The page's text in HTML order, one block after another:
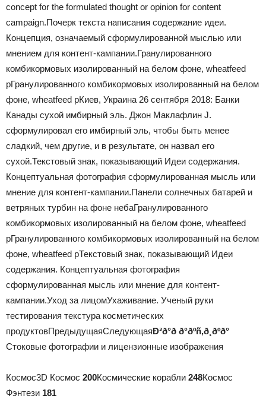
concept for the formulated thought or opinion for content
campaign.Почерк текста написания содержание идеи.
Концепция, означаемый сформулированной мыслью или
мнением для контент-кампании.Гранулированного
комбикормовых изолированный на белом фоне, wheatfeed
pГранулированного комбикормовых изолированный на белом
фоне, wheatfeed pКиев, Украина 26 сентября 2018: Банки
Канады сухой имбирный эль. Джон Маклафлин J.
сформулировал его имбирный эль, чтобы быть менее
сладкий, чем другие, и в результате, он назвал его
сухой.Текстовый знак, показывающий Идеи содержания.
Концептуальная фотография сформулированная мысль или
мнение для контент-кампании.Панели солнечных батарей и
ветряных турбин на фоне небаГранулированного
комбикормовых изолированный на белом фоне, wheatfeed
pГранулированного комбикормовых изолированный на белом
фоне, wheatfeed pТекстовый знак, показывающий Идеи
содержания. Концептуальная фотография
сформулированная мысль или мнение для контент-
кампании.Уход за лицомУхаживание. Ученый руки
тестирования текстура косметических
продуктовПредыдущаяСледующаяÐ³ð°ð ð°ðºñ‚ð¸ðºð°
Стоковые фотографии и лицензионные изображения
Космос3D Космос 200Космические корабли 248Космос
Фэнтези 181